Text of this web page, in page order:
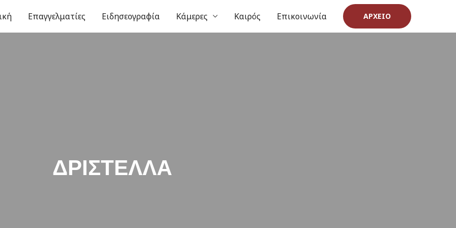
Επαγγελματίες Ειδησεογραφία Κάμερες Καιρός Επικοινωνία ΑΡΧΕΊΟ
ΔΡΙΣΤΕΛΛΑ